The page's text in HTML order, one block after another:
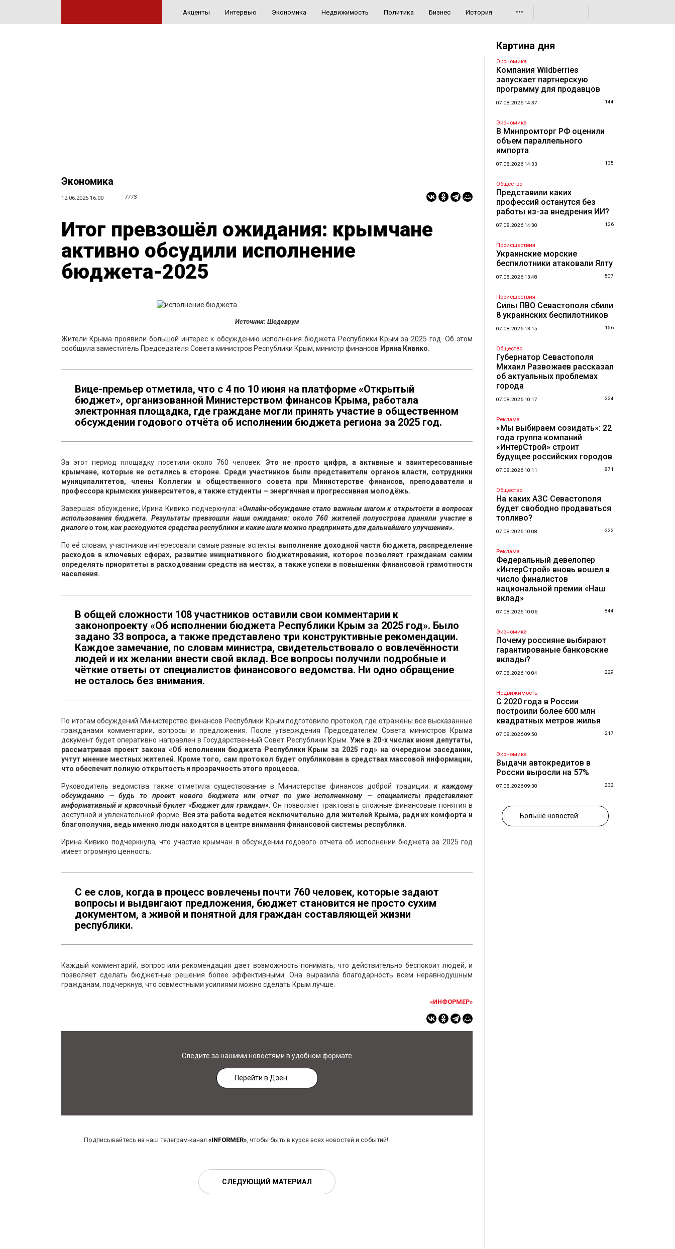
Акценты Интервью Экономика Недвижимость Политика Бизнес История •••
Экономика
12.06.2026 16:00 7773
Итог превзошёл ожидания: крымчане
активно обсудили исполнение
бюджета-2025
Источник: Шедеврум
Жители Крыма проявили большой интерес к обсуждению исполнения бюджета Республики Крым за 2025 год. Об этом
сообщила заместитель Председателя Совета министров Республики Крым, министр финансов Ирина Кивико.
Вице-премьер отметила, что с 4 по 10 июня на платформе «Открытый
бюджет», организованной Министерством финансов Крыма, работала
электронная площадка, где граждане могли принять участие в общественном
обсуждении годового отчёта об исполнении бюджета региона за 2025 год.
За этот период площадку посетили около 760 человек.Это не просто цифра, а активные и заинтересованные
крымчане, которые не остались в стороне. Среди участников были представители органов власти, сотрудники
муниципалитетов, члены Коллегии и общественного совета при Министерстве финансов, преподаватели и
профессора крымских университетов, а также студенты — энергичная и прогрессивная молодёжь.
Завершая обсуждение, Ирина Кивико подчеркнула:«Онлайн-обсуждение стало важным шагом к открытости в вопросах
использования бюджета. Результаты превзошли наши ожидания: около 760 жителей полуострова приняли участие в
диалоге о том, как расходуются средства республики и какие шаги можно предпринять для дальнейшего улучшения».
По её словам, участников интересовали самые разные аспекты: выполнение доходной части бюджета, распределение
расходов в ключевых сферах, развитие инициативного бюджетирования, которое позволяет гражданам самим
определять приоритеты в расходовании средств на местах, а также успехи в повышении финансовой грамотности
населения.
В общей сложности 108 участников оставили свои комментарии к
законопроекту «Об исполнении бюджета Республики Крым за 2025 год». Было
задано 33 вопроса, а также представлено три конструктивные рекомендации.
Каждое замечание, по словам министра, свидетельствовало о вовлечённости
людей и их желании внести свой вклад. Все вопросы получили подробные и
чёткие ответы от специалистов финансового ведомства. Ни одно обращение
не осталось без внимания.
По итогам обсуждений Министерство финансов Республики Крым подготовило протокол, где отражены все высказанные
гражданами комментарии, вопросы и предложения. После утверждения Председателем Совета министров Крыма
документ будет оперативно направлен в Государственный Совет Республики Крым. Уже в 20-х числах июня депутаты,
рассматривая проект закона «Об исполнении бюджета Республики Крым за 2025 год» на очередном заседании,
учтут мнение местных жителей. Кроме того, сам протокол будет опубликован в средствах массовой информации,
что обеспечит полную открытость и прозрачность этого процесса.
Руководитель ведомства также отметила существование в Министерстве финансов доброй традиции:к каждому
обсуждению — будь то проект нового бюджета или отчет по уже исполненному — специалисты представляют
информативный и красочный буклет «Бюджет для граждан». Он позволяет трактовать сложные финансовые понятия в
доступной и увлекательной форме.
Вся эта работа ведется исключительно для жителей Крыма, ради их комфорта и
благополучия, ведь именно люди находятся в центре внимания финансовой системы республики.
Ирина Кивико подчеркнула, что участие крымчан в обсуждении годового отчета об исполнении бюджета за 2025 год
имеет огромную ценность.
С ее слов, когда в процесс вовлечены почти 760 человек, которые задают
вопросы и выдвигают предложения, бюджет становится не просто сухим
документом, а живой и понятной для граждан составляющей жизни
республики.
Каждый комментарий, вопрос или рекомендация дает возможность понимать, что действительно беспокоит людей, и
позволяет сделать бюджетные решения более эффективными. Она выразила благодарность всем неравнодушным
гражданам, подчеркнув, что совместными усилиями можно сделать Крым лучше.
«ИНФОРМЕР»
Следите за нашими новостями в удобном формате
Перейти в Дзен
Подписывайтесь на наш телеграм-канал «INFORMER», чтобы быть в курсе всех новостей и событий!
СЛЕДУЮЩИЙ МАТЕРИАЛ
Картина дня
Экономика
Компания Wildberries
запускает партнерскую
программу для продавцов
07.08.2026 14:37 144
Экономика
В Минпромторг РФ оценили
объем параллельного
импорта
07.08.2026 14:33 135
Общество
Представили каких
профессий останутся без
работы из-за внедрения ИИ?
07.08.2026 14:30 136
Происшествия
Украинские морские
беспилотники атаковали Ялту
07.08.2026 13:48 507
Происшествия
Силы ПВО Севастополя сбили
8 украинских беспилотников
07.08.2026 13:15 156
Общество
Губернатор Севастополя
Михаил Развожаев рассказал
об актуальных проблемах
города
07.08.2026 10:17 224
Реклама
«Мы выбираем созидать»: 22
года группа компаний
«ИнтерСтрой» строит
будущее российских городов
07.08.2026 10:11 871
Общество
На каких АЗС Севастополя
будет свободно продаваться
топливо?
07.08.2026 10:08 222
Реклама
Федеральный девелопер
«ИнтерСтрой» вновь вошел в
число финалистов
национальной премии «Наш
вклад»
07.08.2026 10:06 844
Экономика
Почему россияне выбирают
гарантированые банковские
вклады?
07.08.2026 10:04 229
Недвижимость
С 2020 года в России
построили более 600 млн
квадратных метров жилья
07.08.2026 09:50 217
Экономика
Выдачи автокредитов в
России выросли на 57%
07.08.2026 09:30 232
Больше новостей